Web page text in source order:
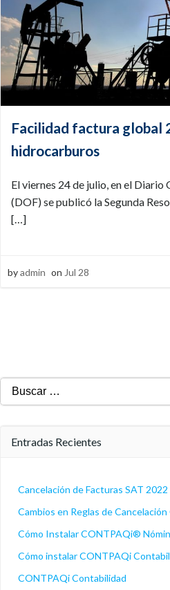
Facilidad factura global
hidrocarburos
El viernes 24 de julio, en el
(DOF) se publicó la Segunda
[…]
byadmin on Jul 28
Buscar:
Entradas Recientes
Cancelación de Facturas SAT 2022
Cambios en Reglas de Cancelación
Cómo Instalar CONTPAQi®
Cómo instalar CONTPAQi
CONTPAQi Contabilidad